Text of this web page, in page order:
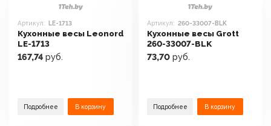
Артикул: LE-1713
Кухонные весы Leonord
LE-1713
167,74 руб.
Подробнее В корзину
Артикул: 260-33007-BLK
Кухонные весы Grott
260-33007-BLK
73,70 руб.
Подробнее В корзину